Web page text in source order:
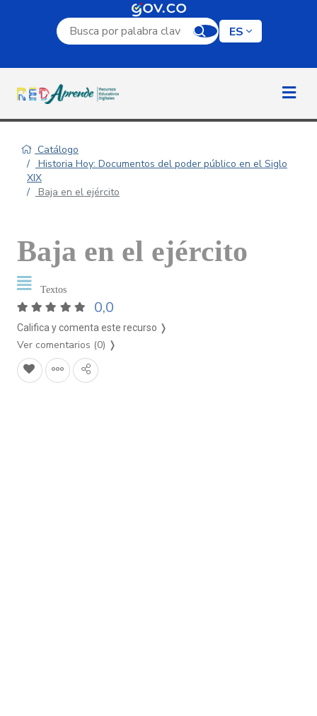
Campo de búsqueda por palabra clave
ES
Catálogo
Historia Hoy: Documentos del poder público en el Siglo
XIX
Baja en el ejército
Baja en el ejército
Textos
0,0
Califica y comenta este recurso ❭
Ver comentarios (0) ❭